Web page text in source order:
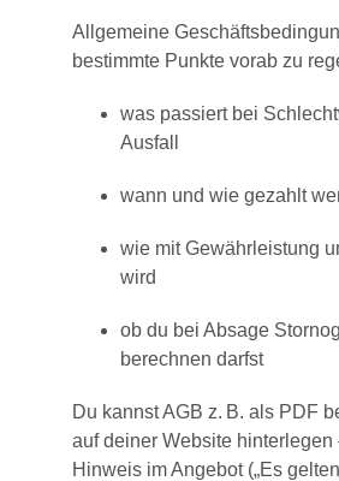
Allgemeine
bestimmte Punkte vorab zu
was passiert bei
Ausfall
wann und wie gezahlt
wie mit Gewährleistung
wird
ob du bei Absage
berechnen darfst
Du kannst AGB z. B. als PDF
auf deiner Website hinterlegen
Hinweis im Angebot („Es